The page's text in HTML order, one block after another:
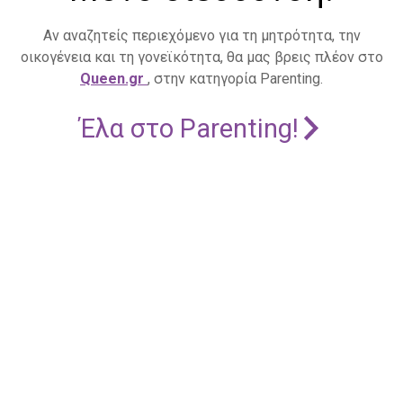
Αν αναζητείς περιεχόμενο για τη μητρότητα, την
οικογένεια και τη γονεϊκότητα, θα μας βρεις πλέον στο
Queen.gr , στην κατηγορία Parenting.
Έλα στο Parenting!